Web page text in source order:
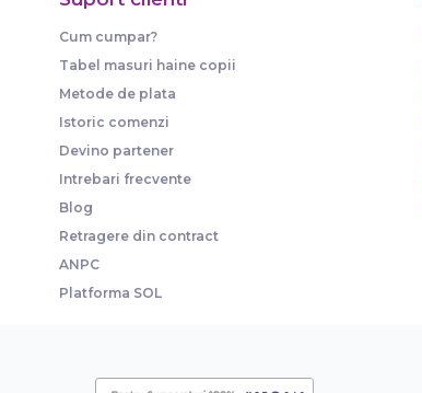
Cum cumpar?
Tabel masuri haine copii
Metode de plata
Istoric comenzi
Devino partener
Intrebari frecvente
Blog
Retragere din contract
ANPC
Platforma SOL